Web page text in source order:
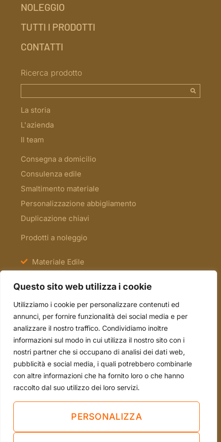
Questo sito web utilizza i cookie
Utilizziamo i cookie per personalizzare contenuti ed
annunci, per fornire funzionalità dei social media e per
analizzare il nostro traffico. Condividiamo inoltre
informazioni sul modo in cui utilizza il nostro sito con i
nostri partner che si occupano di analisi dei dati web,
pubblicità e social media, i quali potrebbero combinarle
con altre informazioni che ha fornito loro o che hanno
raccolto dal suo utilizzo dei loro servizi.
PERSONALIZZA
NOLEGGIO
TUTTI I PRODOTTI
CONTATTI
Ricerca prodotto
La storia
L'azienda
Il team
Consegna a domicilio
Consulenza edile
Smaltimento materiale
Personalizzazione abbigliamento
Duplicazione chiavi
Prodotti a noleggio
Materiale Edile
Scale e Ponteggi
Occasioni
tel. 051.70.22.15
mail. info@borsari2emme.it
Via Andrea Costa, 4/A - 40013 Castel Maggiore
(BO)
Sei già nostro cliente?